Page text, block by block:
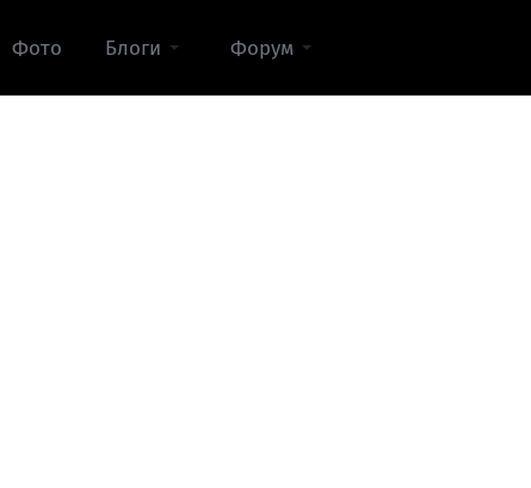
Фото Блоги Форум